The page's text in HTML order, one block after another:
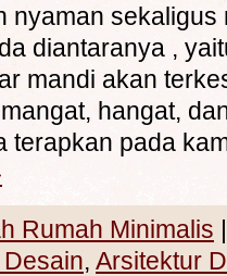
nyaman
diantaranya ,
mandi akan
hangat,
terapkan pada
Rumah Minimalis |
, Arsitektur